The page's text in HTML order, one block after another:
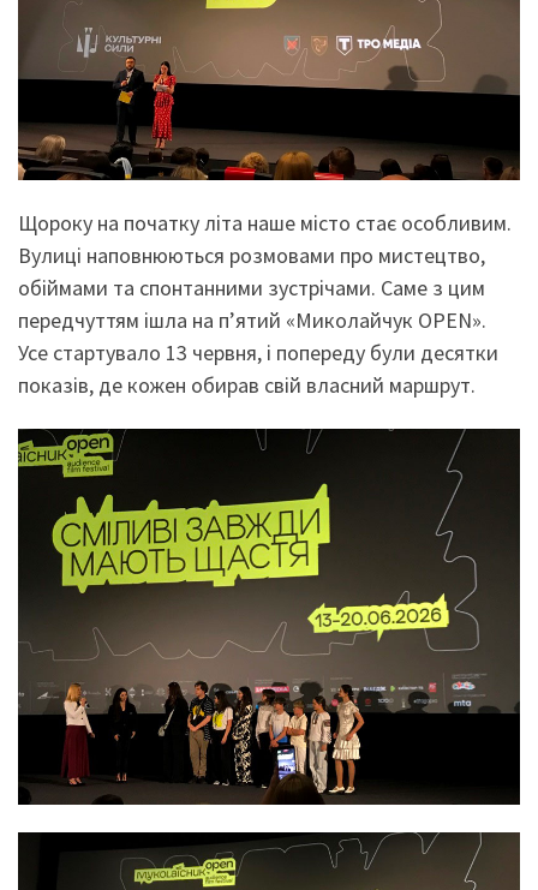
Щороку на початку літа наше місто стає особливим.
Вулиці наповнюються розмовами про мистецтво,
обіймами та спонтанними зустрічами. Саме з цим
передчуттям ішла на п’ятий «Миколайчук OPEN».
Усе стартувало 13 червня, і попереду були десятки
показів, де кожен обирав свій власний маршрут.